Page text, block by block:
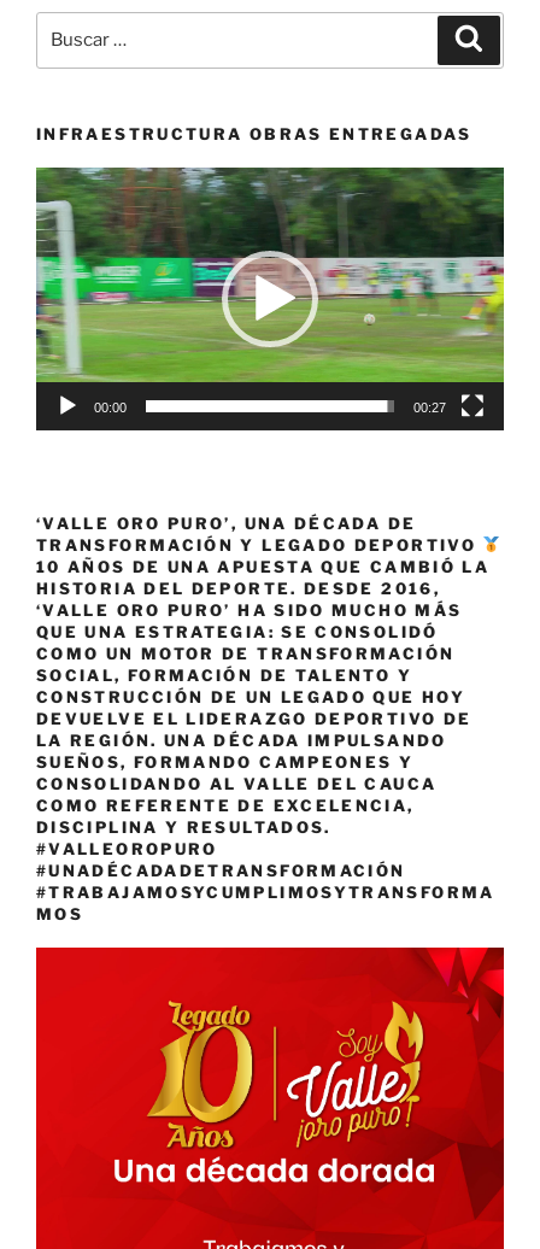
y
Salcedo
los
líderes
de
la
Vuelta
al
Tolima
2023»
por:
INFRAESTRUCTURA OBRAS ENTREGADAS
Reproductor
de
vídeo
00:00 00:27
‘VALLE ORO PURO’, UNA DÉCADA DE
TRANSFORMACIÓN Y LEGADO DEPORTIVO
10 AÑOS DE UNA APUESTA QUE CAMBIÓ LA
HISTORIA DEL DEPORTE. DESDE 2016,
‘VALLE ORO PURO’ HA SIDO MUCHO MÁS
QUE UNA ESTRATEGIA: SE CONSOLIDÓ
COMO UN MOTOR DE TRANSFORMACIÓN
SOCIAL, FORMACIÓN DE TALENTO Y
CONSTRUCCIÓN DE UN LEGADO QUE HOY
DEVUELVE EL LIDERAZGO DEPORTIVO DE
LA REGIÓN. UNA DÉCADA IMPULSANDO
SUEÑOS, FORMANDO CAMPEONES Y
CONSOLIDANDO AL VALLE DEL CAUCA
COMO REFERENTE DE EXCELENCIA,
DISCIPLINA Y RESULTADOS.
#VALLEOROPURO
#UNADÉCADADETRANSFORMACIÓN
#TRABAJAMOSYCUMPLIMOSYTRANSFORMA
MOS